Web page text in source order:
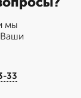
мы
Ваши
33